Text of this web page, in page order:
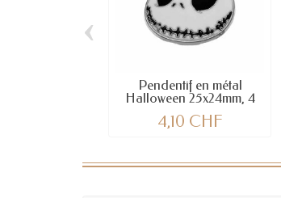
Pendentif en métal
Halloween 25x24mm, 4
4,10 CHF
‹